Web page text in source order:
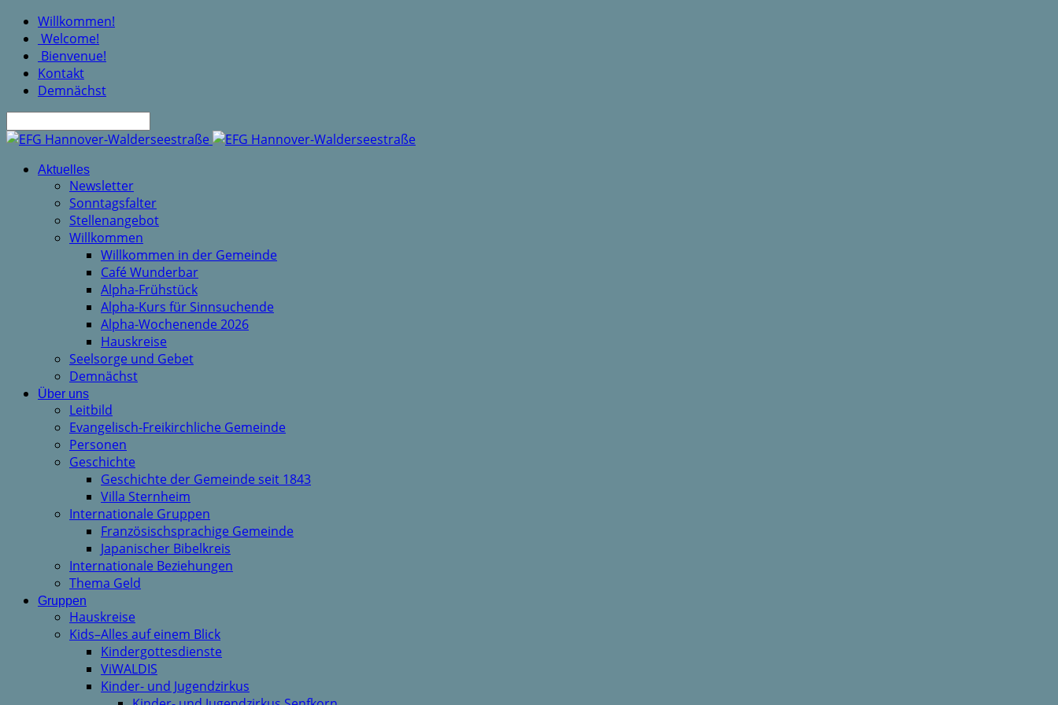
Willkommen!
Welcome!
Bienvenue!
Kontakt
Demnächst
Aktuelles
Newsletter
Sonntagsfalter
Stellenangebot
Willkommen
Willkommen in der Gemeinde
Café Wunderbar
Alpha-Frühstück
Alpha-Kurs für Sinnsuchende
Alpha-Wochenende 2026
Hauskreise
Seelsorge und Gebet
Demnächst
Über uns
Leitbild
Evangelisch-Freikirchliche Gemeinde
Personen
Geschichte
Geschichte der Gemeinde seit 1843
Villa Sternheim
Internationale Gruppen
Französischsprachige Gemeinde
Japanischer Bibelkreis
Internationale Beziehungen
Thema Geld
Gruppen
Hauskreise
Kids–Alles auf einem Blick
Kindergottesdienste
ViWALDIS
Kinder- und Jugendzirkus